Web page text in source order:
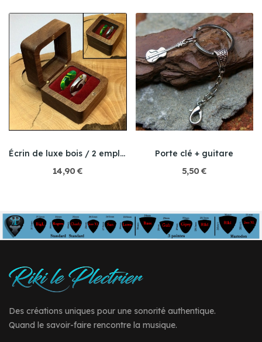
Écrin de luxe bois / 2 emplacement / Fond rouge
14,90 €
Porte clé + guitare
5,50 €
Des créations uniques pour une sonorité authentique.
Quand le savoir-faire rencontre la musique.